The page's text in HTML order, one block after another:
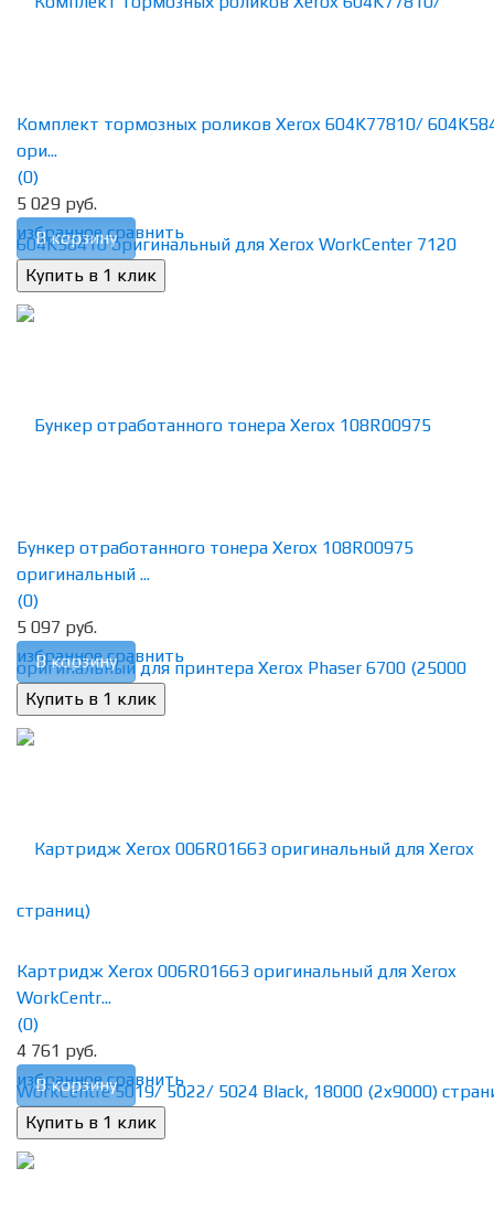
избранное сравнить
Комплект тормозных роликов Xerox 604K77810/
ори...
(0)
5 029 руб.
В корзину
избранное сравнить
Бункер отработанного тонера Xerox 108R00975
оригинальный ...
(0)
5 097 руб.
В корзину
избранное сравнить
Картридж Xerox 006R01663 оригинальный для Xerox
WorkCentr...
(0)
4 761 руб.
В корзину